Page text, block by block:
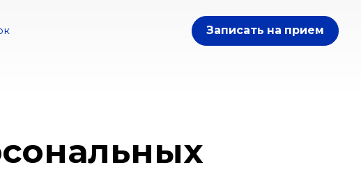
Записать на прием